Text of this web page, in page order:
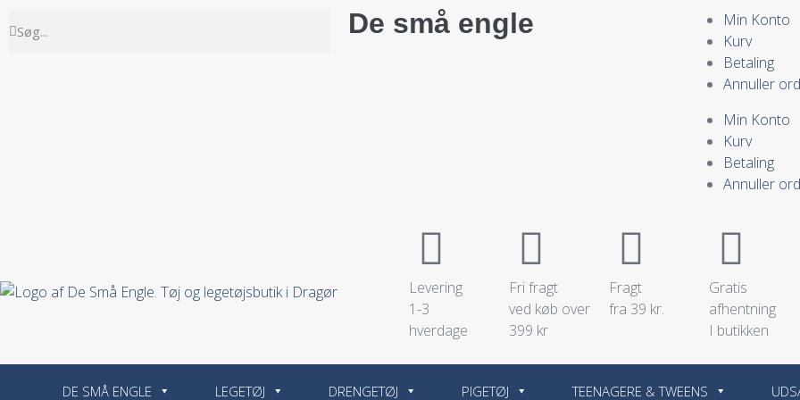
De små engle
Min Konto
Kurv
Betaling
Annuller
Min Konto
Kurv
Betaling
Annuller
Levering
1-3
hverdage
Fri fragt
ved køb over
399 kr
Fragt
fra 39 kr.
Gratis
afhentning
I butikken
DE SMÅ ENGLE LEGETØJ DRENGETØJ PIGETØJ TEENAGERE & TWEENS